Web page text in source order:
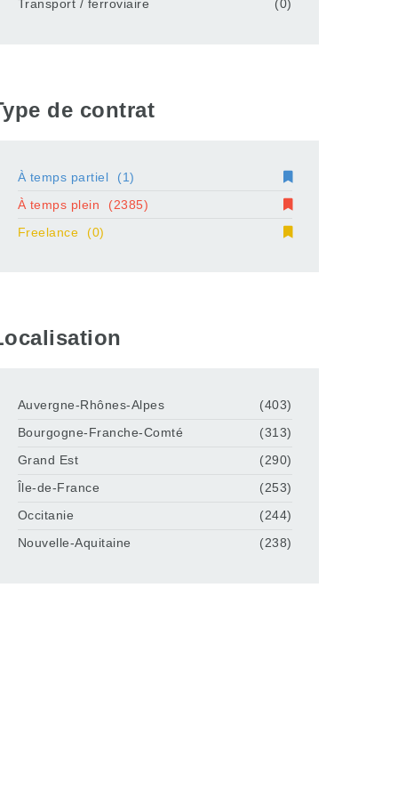
Transport / ferroviaire (0)
de contrat
À temps partiel
(1)
À temps plein
(2385)
Freelance
(0)
Auvergne-Rhônes-Alpes
(403)
Bourgogne-Franche-Comté
(313)
Grand Est
(290)
Île-de-France
(253)
Occitanie
(244)
Nouvelle-Aquitaine
(238)